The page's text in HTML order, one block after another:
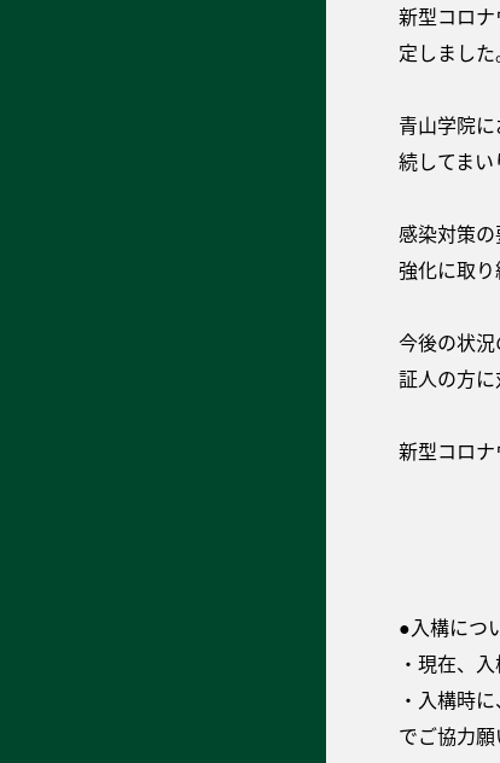
新型コロ
定しました
青山学院
続してまい
感染対策
強化に取り
今後の状
証人の方
新型コロナ
●入構につ
・現在、
・入構時
でご協力願